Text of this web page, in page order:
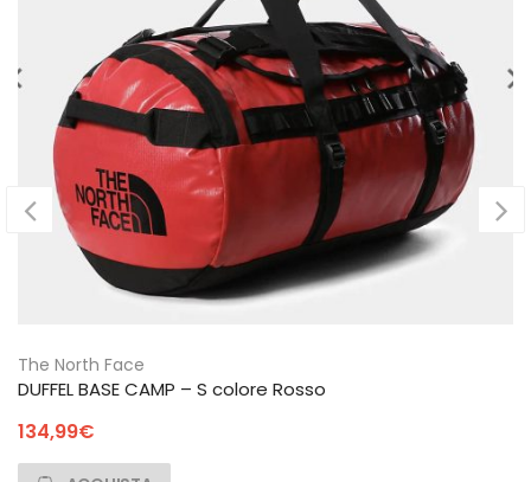
The North Face
DUFFEL BASE CAMP – S colore Rosso
134,99€